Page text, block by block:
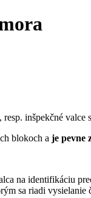
inšpekčné
blokoch a je pevne
na identifikáciu
sa riadi vysielanie